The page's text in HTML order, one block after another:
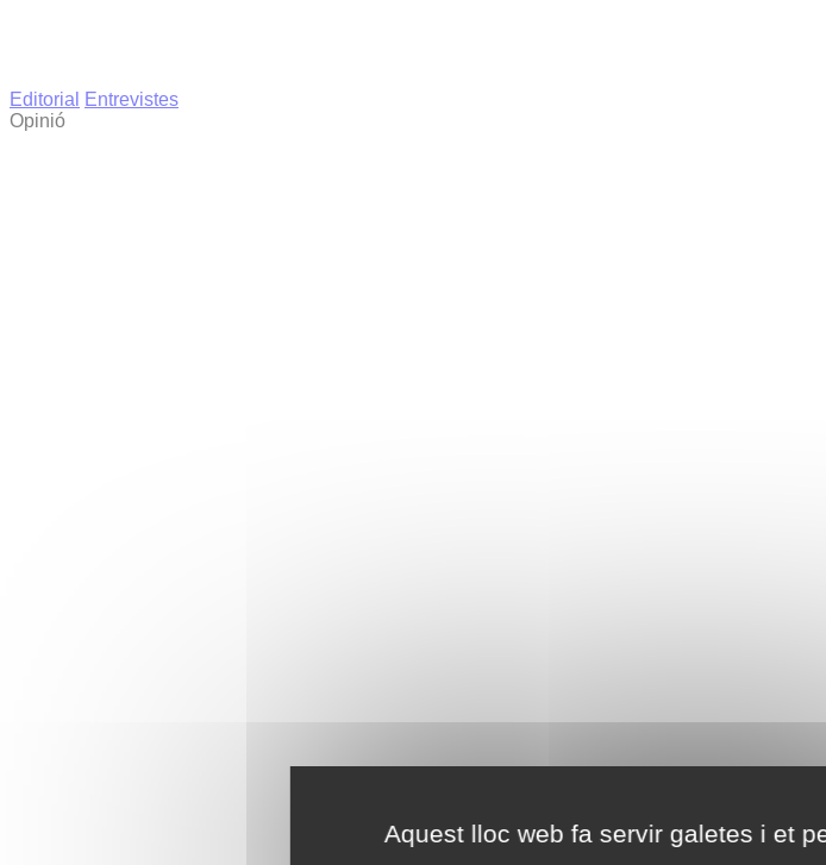
Aquest lloc web fa servir galetes i et
Editorial
Entrevistes
Opinió